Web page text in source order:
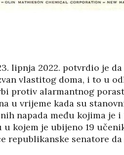
lipnja 2022. potvrdio je da
vlastitog doma, i to u
protiv alarmantnog
u vrijeme kada su
napada među kojima je
u kojem je ubijeno 19
republikanske senatore
NA
VEZE:
KINE U
HRVATSKOJ
07/01/2026
HRVATSKOG
12/2025